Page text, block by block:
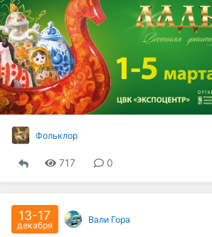
Фольклор
717 0
13-17
декабря
Вали Гора